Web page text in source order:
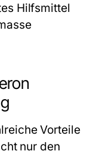
Hilfsmittel
Vorteile
nur den